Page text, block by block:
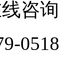
咨询
0518